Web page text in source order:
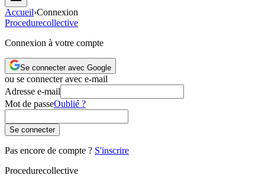
Accueil›Connexion
Procedurecollective
Connexion à votre compte
Se connecter avec Google
ou se connecter avec e-mail
Adresse e-mail
Mot de passeOublié ?
Se connecter
Pas encore de compte ? S'inscrire
Procedurecollective